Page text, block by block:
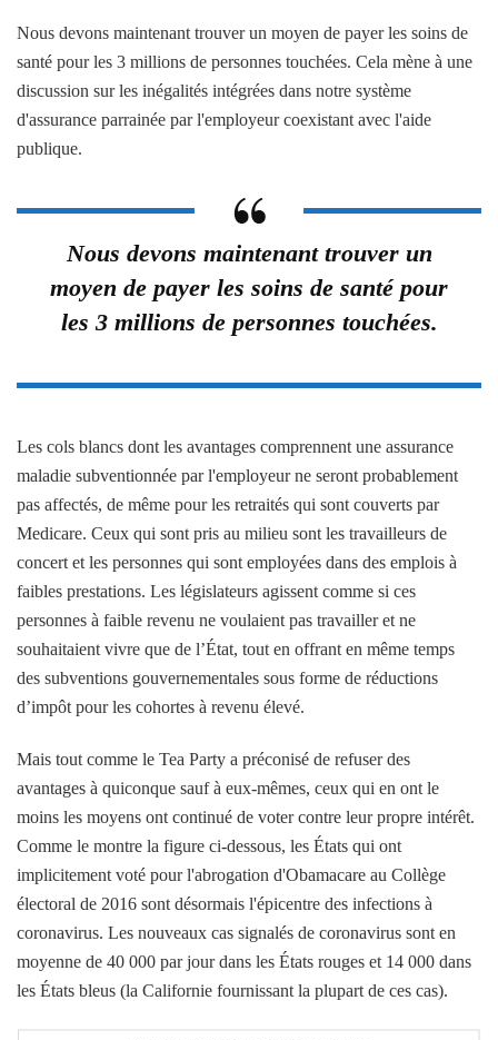
Nous devons maintenant trouver un moyen de payer les soins de
santé pour les 3 millions de personnes touchées. Cela mène à une
discussion sur les inégalités intégrées dans notre système
d'assurance parrainée par l'employeur coexistant avec l'aide
publique.
Nous devons maintenant trouver un
moyen de payer les soins de santé pour
les 3 millions de personnes touchées.
Les cols blancs dont les avantages comprennent une assurance
maladie subventionnée par l'employeur ne seront probablement
pas affectés, de même pour les retraités qui sont couverts par
Medicare. Ceux qui sont pris au milieu sont les travailleurs de
concert et les personnes qui sont employées dans des emplois à
faibles prestations. Les législateurs agissent comme si ces
personnes à faible revenu ne voulaient pas travailler et ne
souhaitaient vivre que de l’État, tout en offrant en même temps
des subventions gouvernementales sous forme de réductions
d’impôt pour les cohortes à revenu élevé.
Mais tout comme le Tea Party a préconisé de refuser des
avantages à quiconque sauf à eux-mêmes, ceux qui en ont le
moins les moyens ont continué de voter contre leur propre intérêt.
Comme le montre la figure ci-dessous, les États qui ont
implicitement voté pour l'abrogation d'Obamacare au Collège
électoral de 2016 sont désormais l'épicentre des infections à
coronavirus. Les nouveaux cas signalés de coronavirus sont en
moyenne de 40 000 par jour dans les États rouges et 14 000 dans
les États bleus (la Californie fournissant la plupart de ces cas).